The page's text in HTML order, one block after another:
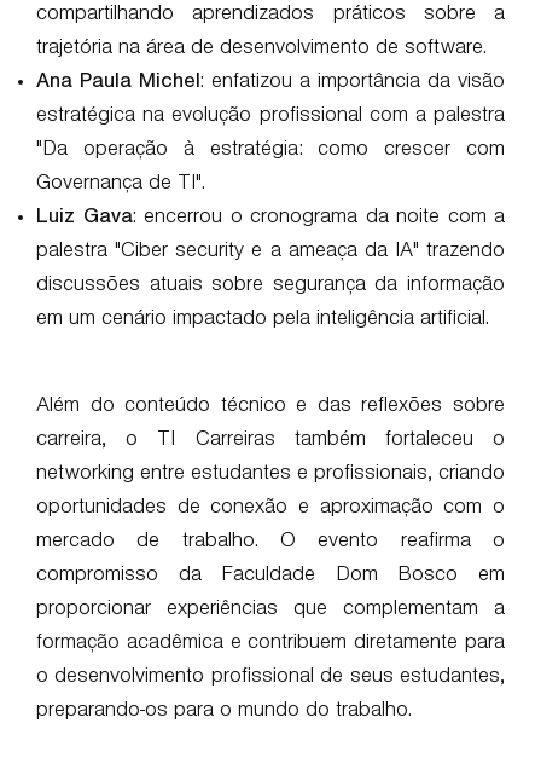
compartilhando aprendizados práticos sobre a
trajetória na área de desenvolvimento de software.
Ana Paula Michel: enfatizou a importância da visão
estratégica na evolução profissional com a palestra
"Da operação à estratégia: como crescer com
Governança de TI".
Luiz Gava: encerrou o cronograma da noite com a
palestra "Ciber security e a ameaça da IA" trazendo
discussões atuais sobre segurança da informação
em um cenário impactado pela inteligência artificial.
Além do conteúdo técnico e das reflexões sobre
carreira, o TI Carreiras também fortaleceu o
networking entre estudantes e profissionais, criando
oportunidades de conexão e aproximação com o
mercado de trabalho. O evento reafirma o
compromisso da Faculdade Dom Bosco em
proporcionar experiências que complementam a
formação acadêmica e contribuem diretamente para
o desenvolvimento profissional de seus estudantes,
preparando-os para o mundo do trabalho.